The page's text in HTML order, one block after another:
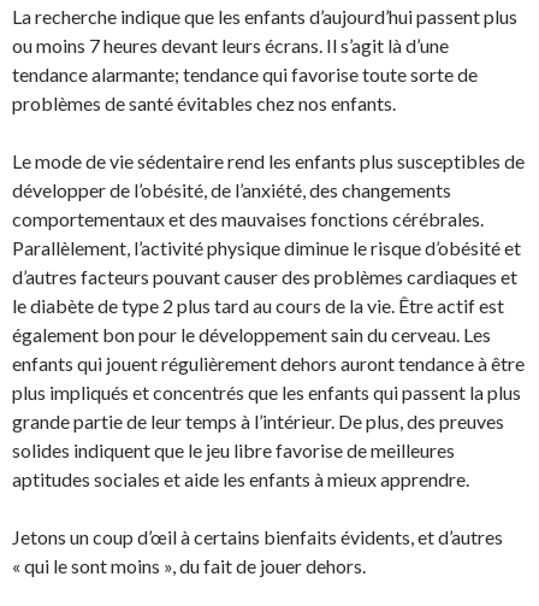
La recherche indique que les enfants d’aujourd’hui passent plus
ou moins 7 heures devant leurs écrans. Il s’agit là d’une
tendance alarmante; tendance qui favorise toute sorte de
problèmes de santé évitables chez nos enfants.
Le mode de vie sédentaire rend les enfants plus susceptibles de
développer de l’obésité, de l’anxiété, des changements
comportementaux et des mauvaises fonctions cérébrales.
Parallèlement, l’activité physique diminue le risque d’obésité et
d’autres facteurs pouvant causer des problèmes cardiaques et
le diabète de type 2 plus tard au cours de la vie. Être actif est
également bon pour le développement sain du cerveau. Les
enfants qui jouent régulièrement dehors auront tendance à être
plus impliqués et concentrés que les enfants qui passent la plus
grande partie de leur temps à l’intérieur. De plus, des preuves
solides indiquent que le jeu libre favorise de meilleures
aptitudes sociales et aide les enfants à mieux apprendre.
Jetons un coup d’œil à certains bienfaits évidents, et d’autres
« qui le sont moins », du fait de jouer dehors.